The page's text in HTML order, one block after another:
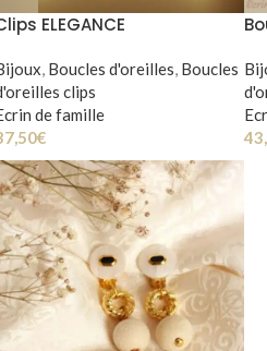
ELEGANCE
, Boucles d'oreilles, Boucles
clips
de famille
€